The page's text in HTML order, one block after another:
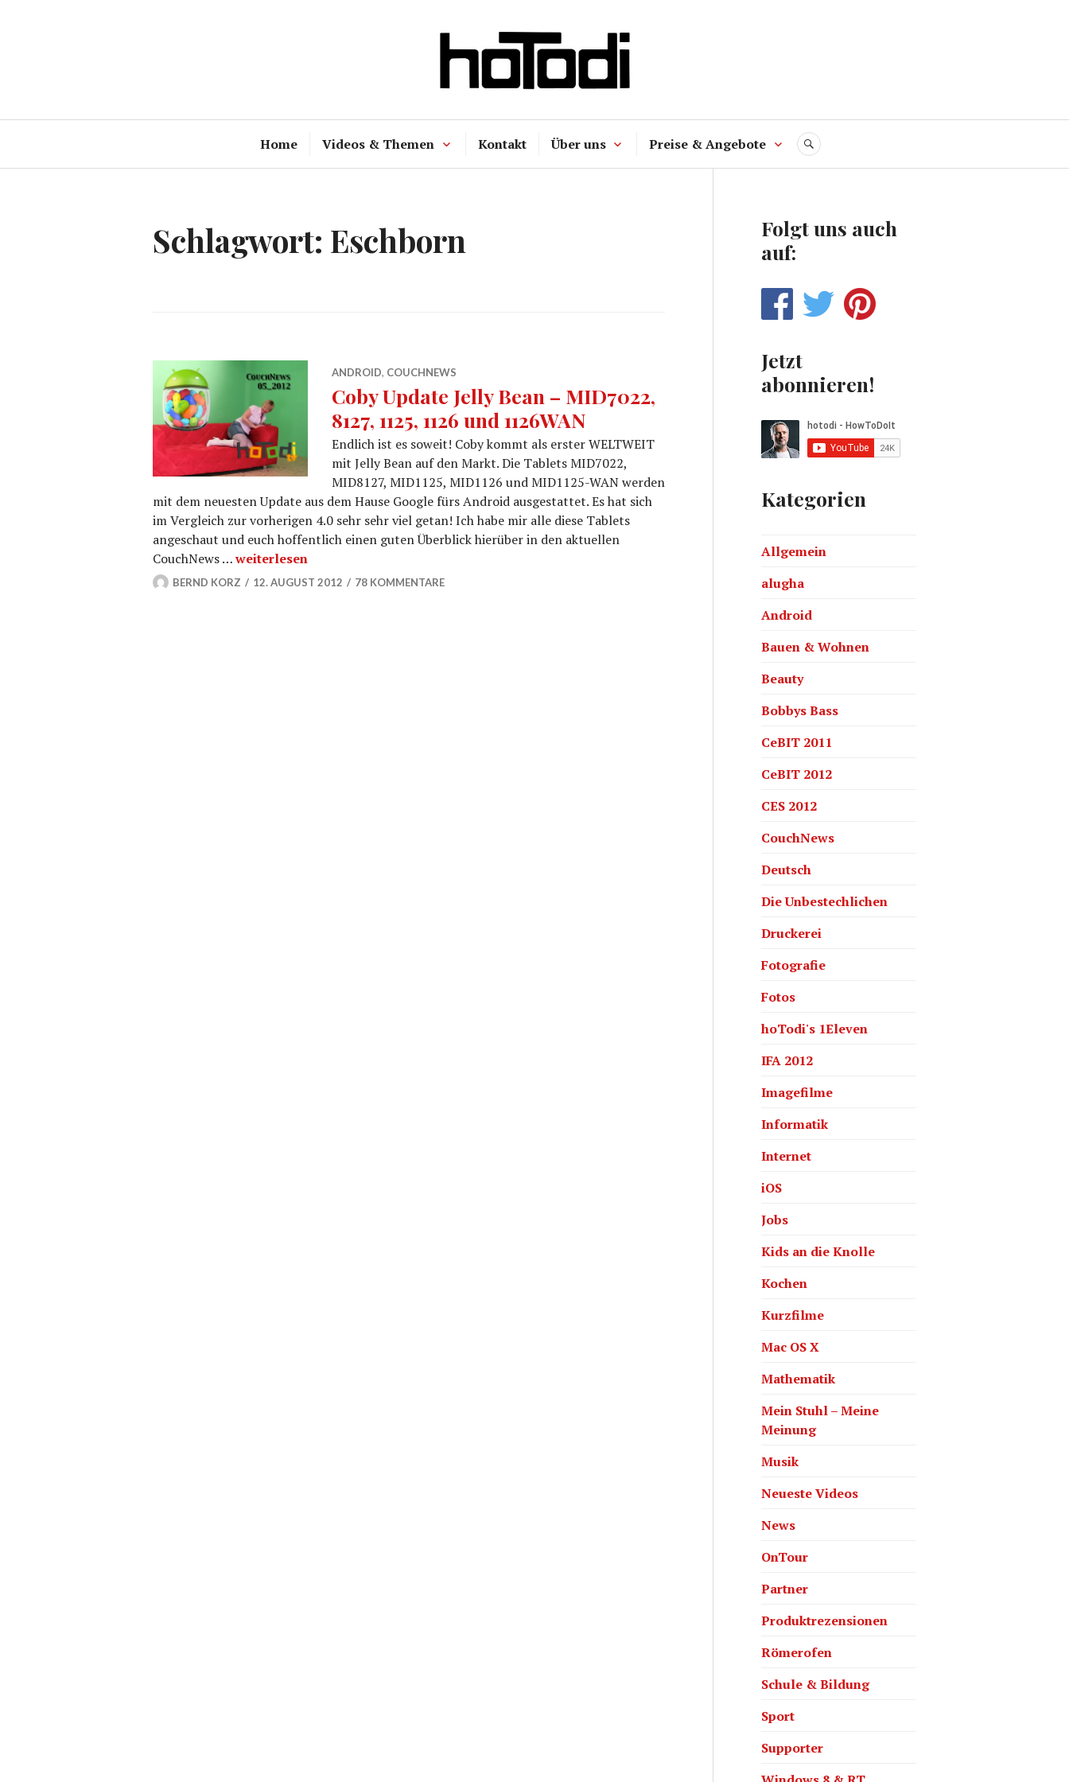
hoTodi
Home Videos & Themen Kontakt Über uns Preise & Angebote SUCHE
Schlagwort: Eschborn
ANDROID, COUCHNEWS
Coby Update Jelly Bean – MID7022,
8127, 1125, 1126 und 1126WAN
Endlich ist es soweit! Coby kommt als erster WELTWEIT
mit Jelly Bean auf den Markt. Die Tablets MID7022,
MID8127, MID1125, MID1126 und MID1125-WAN werden
mit dem neuesten Update aus dem Hause Google fürs Android ausgestattet. Es hat sich
im Vergleich zur vorherigen 4.0 sehr sehr viel getan! Ich habe mir alle diese Tablets
angeschaut und euch hoffentlich einen guten Überblick hierüber in den aktuellen
CouchNews …Coby Update Jelly Bean – MID7022, 8127, 1125, 1126 und 1126WAN
weiterlesen
BERND KORZ 12. AUGUST 2012 78 KOMMENTARE
Folgt uns auch
auf:
Jetzt
abonnieren!
Kategorien
Allgemein
alugha
Android
Bauen & Wohnen
Beauty
Bobbys Bass
CeBIT 2011
CeBIT 2012
CES 2012
CouchNews
Deutsch
Die Unbestechlichen
Druckerei
Fotografie
Fotos
hoTodi's 1Eleven
IFA 2012
Imagefilme
Informatik
Internet
iOS
Jobs
Kids an die Knolle
Kochen
Kurzfilme
Mac OS X
Mathematik
Mein Stuhl – Meine
Meinung
Musik
Neueste Videos
News
OnTour
Partner
Produktrezensionen
Römerofen
Schule & Bildung
Sport
Supporter